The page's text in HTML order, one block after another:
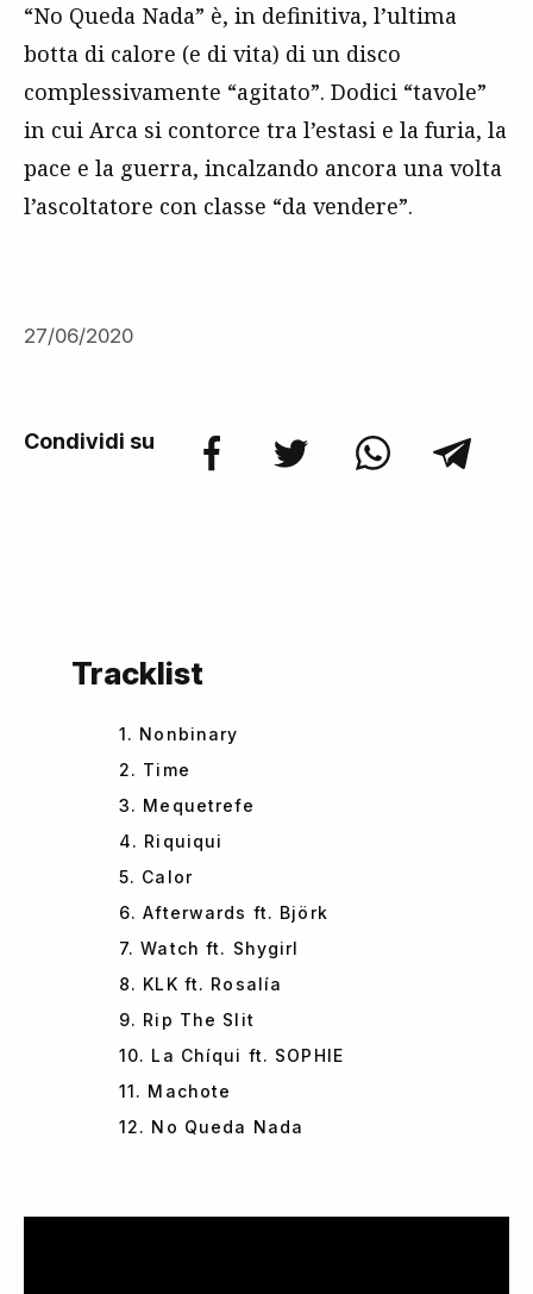
“No Queda Nada” è, in definitiva, l’ultima
botta di calore (e di vita) di un disco
complessivamente “agitato”. Dodici “tavole”
in cui Arca si contorce tra l’estasi e la furia, la
pace e la guerra, incalzando ancora una volta
l’ascoltatore con classe “da vendere”.
27/06/2020
Condividi su
Tracklist
1. Nonbinary
2. Time
3. Mequetrefe
4. Riquiqui
5. Calor
6. Afterwards ft. Björk
7. Watch ft. Shygirl
8. KLK ft. Rosalía
9. Rip The Slit
10. La Chíqui ft. SOPHIE
11. Machote
12. No Queda Nada